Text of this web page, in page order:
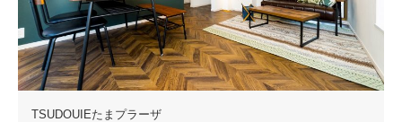
TSUDOUIEたまプラーザ